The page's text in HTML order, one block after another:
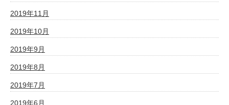
2019年11月
2019年10月
2019年9月
2019年8月
2019年7月
2019年6月